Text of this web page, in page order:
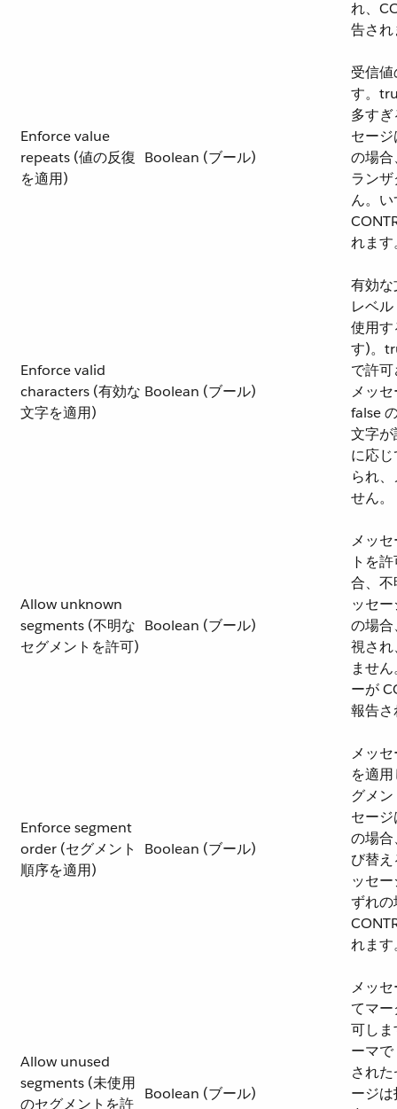
れ、
告さ
Enforce value
repeats (値の反復
を適用)
Boolean (ブール)
受信
す。
多す
セー
の場
ラン
ん。
れます
Enforce valid
characters (有効な
文字を適用)
Boolean (ブール)
有効
レベ
使用
す)。
で許
メッ
false
文字
に応
られ
せん。
Allow unknown
segments (不明な
セグメントを許可)
Boolean (ブール)
メッ
トを
合、
ッセ
の場
視さ
ませ
ーが
報告
Enforce segment
order (セグメント
順序を適用)
Boolean (ブール)
メッ
を適
グメ
セー
の場
び替
ッセ
ずれ
れます
Allow unused
segments (未使用
のセグメントを許
Boolean (ブール)
メッ
てマ
可し
ーマ
され
ージ